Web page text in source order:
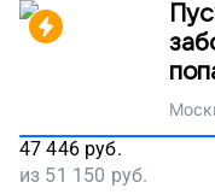
47 446 руб.
из 51 150 руб.